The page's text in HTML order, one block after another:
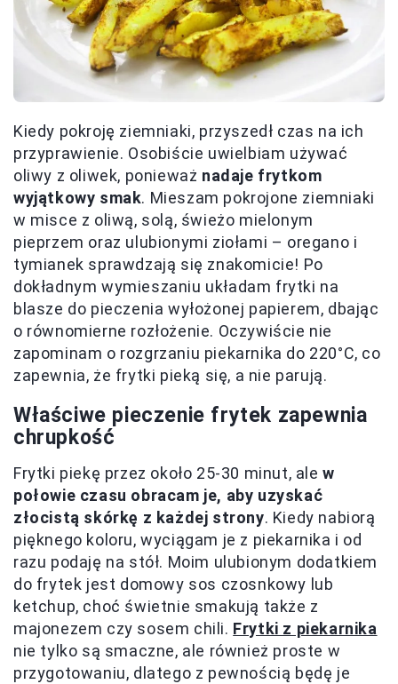
Kiedy pokroję ziemniaki, przyszedł czas na ich
przyprawienie. Osobiście uwielbiam używać
oliwy z oliwek, ponieważ nadaje frytkom
wyjątkowy smak. Mieszam pokrojone ziemniaki
w misce z oliwą, solą, świeżo mielonym
pieprzem oraz ulubionymi ziołami – oregano i
tymianek sprawdzają się znakomicie! Po
dokładnym wymieszaniu układam frytki na
blasze do pieczenia wyłożonej papierem, dbając
o równomierne rozłożenie. Oczywiście nie
zapominam o rozgrzaniu piekarnika do 220°C, co
zapewnia, że frytki pieką się, a nie parują.
Właściwe pieczenie frytek zapewnia
chrupkość
Frytki piekę przez około 25-30 minut, alew
połowie czasu obracam je, aby uzyskać
złocistą skórkę z każdej strony. Kiedy nabiorą
pięknego koloru, wyciągam je z piekarnika i od
razu podaję na stół. Moim ulubionym dodatkiem
do frytek jest domowy sos czosnkowy lub
ketchup, choć świetnie smakują także z
majonezem czy sosem chili. Frytki z piekarnika
nie tylko są smaczne, ale również proste w
przygotowaniu, dlatego z pewnością będę je